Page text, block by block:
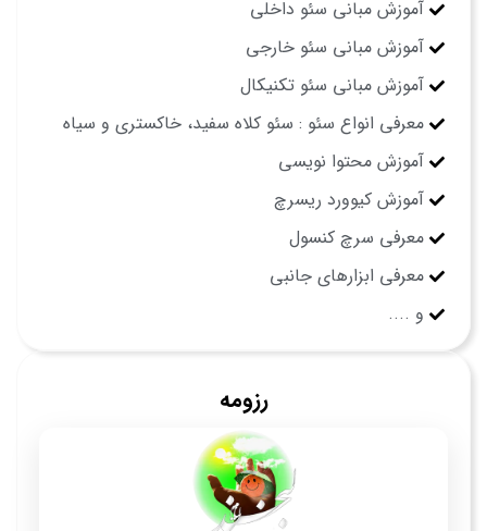
آموزش مبانی سئو داخلی
آموزش مبانی سئو خارجی
آموزش مبانی سئو تکنیکال
معرفی انواع سئو : سئو کلاه سفید، خاکستری و سیاه
آموزش محتوا نویسی
آموزش کیوورد ریسرچ
معرفی سرچ کنسول
معرفی ابزارهای جانبی
و ....
رزومه